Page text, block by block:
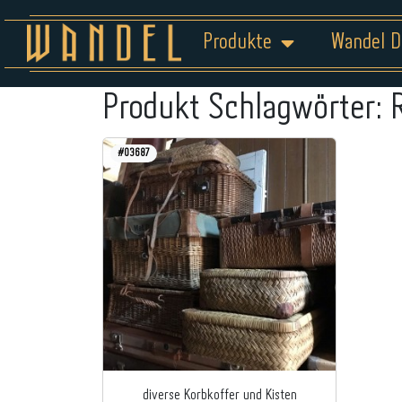
Produkte Wandel
Produkt Schlagwörter:
#03687
diverse Korbkoffer und Kisten